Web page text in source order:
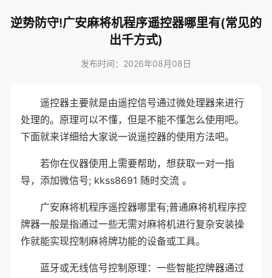
逆势防守!广安麻将机程序遥控器哪里有(常见的
出千方式)
发布时间：2026年08月08日
遥控器主要就是由遥控信号通过微处理器来进行
处理的。原理可以不懂，但是不能不懂怎么使用吧。
下面就来详细给大家说一说遥控器的使用方法吧。
若你在仪器使用上需要帮助，想获取一对一指
导，添加微信号; kkss8691 随时交流 。
广安麻将机程序遥控器哪里有;普通麻将机程序控
牌器一般是指通过一些无需对麻将机进行复杂安装操
作就能实现控制麻将牌功能的设备或工具。
蓝牙或无线信号控制原理：一些智能控牌器通过